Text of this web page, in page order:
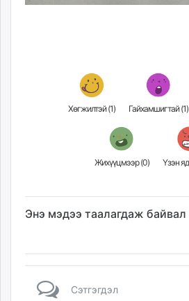
Хөгжилтэй (1) Гайхамшигтай (1)
Жихүүцмээр (0)
Энэ мэдээ таалагдаж байвал
Сэтгэгдэл